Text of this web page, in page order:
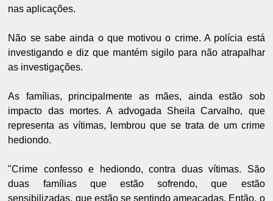
nas aplicações.
Não se sabe ainda o que motivou o crime. A polícia está
investigando e diz que mantém sigilo para não atrapalhar
as investigações.
As famílias, principalmente as mães, ainda estão sob
impacto das mortes. A advogada Sheila Carvalho, que
representa as vítimas, lembrou que se trata de um crime
hediondo.
"Crime confesso e hediondo, contra duas vítimas. São
duas famílias que estão sofrendo, que estão
sensibilizadas, que estão se sentindo ameaçadas. Então, o